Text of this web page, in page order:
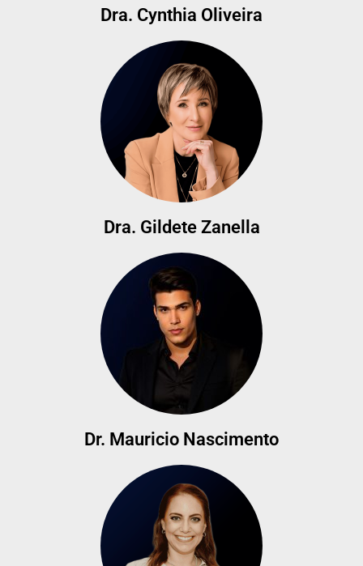
Dra. Cynthia Oliveira
Dra. Gildete Zanella
Dr. Mauricio Nascimento